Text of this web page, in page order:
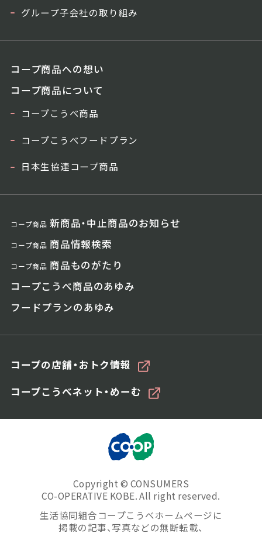
グループ子会社の取り組み
コープ商品への想い
コープ商品について
コープこうべ商品
コープこうべフードプラン
日本生協連コープ商品
コープ商品 新商品・中止商品のお知らせ
コープ商品 商品情報検索
コープ商品 商品ものがたり
コープこうべ商品のあゆみ
フードプランのあゆみ
コープの店舗・おトク情報
コープこうべネット・めーむ
Copyright © CONSUMERS
CO-OPERATIVE KOBE. All right reserved.
生活協同組合コープこうべホームページに
掲載の記事、写真などの無断転載、